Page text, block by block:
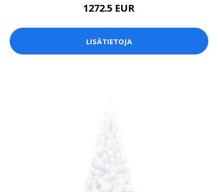
1272.5 EUR
LISÄTIETOJA